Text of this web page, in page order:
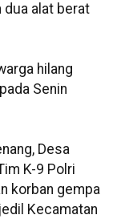
dua alat berat
hilang
Senin
Desa
K-9 Polri
korban gempa
Kecamatan